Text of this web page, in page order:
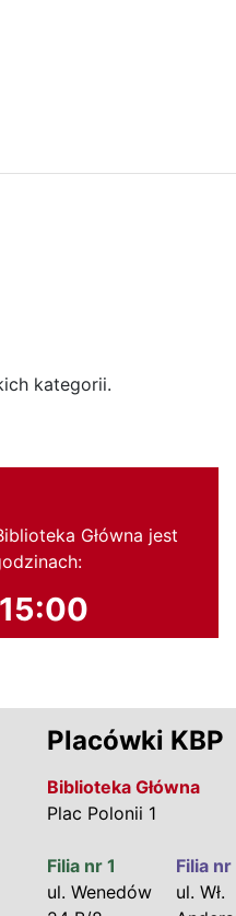
kategorii.
Główna jest
Placówki KBP
Biblioteka Główna
Plac Polonii 1
Filia nr 1
ul. Wenedów
Filia
ul. Wł.